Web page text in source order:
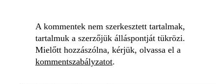
A kommentek nem szerkesztett tartalmak,
tartalmuk a szerzőjük álláspontját tükrözi.
Mielőtt hozzászólna, kérjük, olvassa el a
kommentszabályzatot.